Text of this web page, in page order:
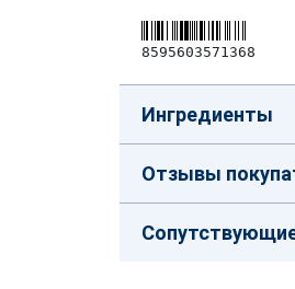
8595603571368
Ингредиенты
Отзывы